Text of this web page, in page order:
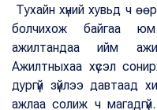
Тухайн хүний хувьд ч
болчихож байгаа
ажилтандаа ийм
Ажилтныхаа хүсэл
дургүй зүйлээ давтаад
ажлаа солиж ч